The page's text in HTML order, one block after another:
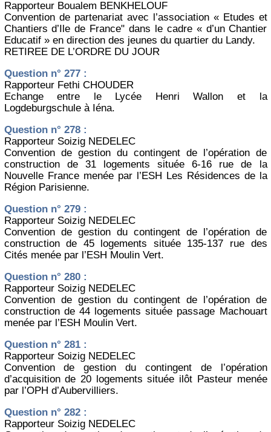
Rapporteur Boualem BENKHELOUF
Convention de partenariat avec l’association « Etudes et
Chantiers d’Ile de France" dans le cadre « d’un Chantier
Educatif » en direction des jeunes du quartier du Landy.
RETIREE DE L’ORDRE DU JOUR
Question n° 277 :
Rapporteur Fethi CHOUDER
Echange entre le Lycée Henri Wallon et la
Logdeburgschule à Iéna.
Question n° 278 :
Rapporteur Soizig NEDELEC
Convention de gestion du contingent de l’opération de
construction de 31 logements située 6-16 rue de la
Nouvelle France menée par l’ESH Les Résidences de la
Région Parisienne.
Question n° 279 :
Rapporteur Soizig NEDELEC
Convention de gestion du contingent de l’opération de
construction de 45 logements située 135-137 rue des
Cités menée par l’ESH Moulin Vert.
Question n° 280 :
Rapporteur Soizig NEDELEC
Convention de gestion du contingent de l’opération de
construction de 44 logements située passage Machouart
menée par l’ESH Moulin Vert.
Question n° 281 :
Rapporteur Soizig NEDELEC
Convention de gestion du contingent de l’opération
d’acquisition de 20 logements située ilôt Pasteur menée
par l’OPH d’Aubervilliers.
Question n° 282 :
Rapporteur Soizig NEDELEC